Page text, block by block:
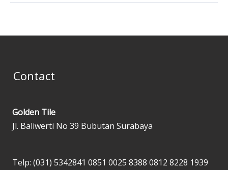
Contact
Golden Tile
Jl. Baliwerti No 39 Bubutan Surabaya
Telp: (031) 5342841 0851 0025 8388 0812 8228 1939